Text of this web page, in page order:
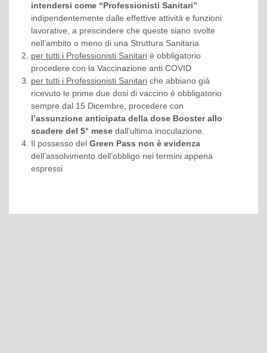
intendersi come “Professionisti Sanitari”
indipendentemente dalle effettive attività e funzioni
lavorative, a prescindere che queste siano svolte
nell’ambito o meno di una Struttura Sanitaria
per tutti i Professionisti Sanitariè obbligatorio
procedere con la Vaccinazione anti COVID
per tutti i Professionisti Sanitariche abbiano già
ricevuto le prime due dosi di vaccino è obbligatorio
sempre dal 15 Dicembre, procedere con
l’assunzione anticipata della dose Booster allo
scadere del 5° mesedall’ultima inoculazione.
Il possesso del Green Pass non è evidenza
dell’assolvimento dell’obbligo nei termini appena
espressi